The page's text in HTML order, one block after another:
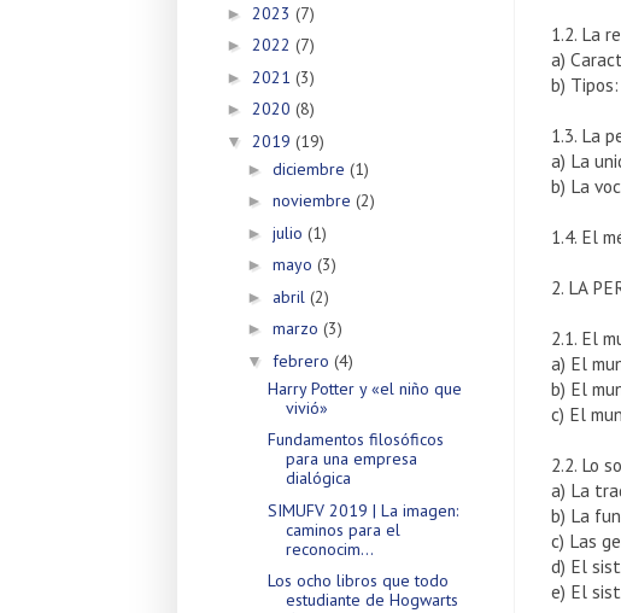
1.2. La
a)
b)
1.3. La
a) La
b) La
1.4. El
2. LA
2.1. El
a) El
b) El
c) El
2.2. Lo
a) La
b) La
c) Las
d) El
e) El
► 2023 (7)
► 2022 (7)
► 2021 (3)
► 2020 (8)
▼ 2019 (19)
► diciembre (1)
► noviembre (2)
► julio (1)
► mayo (3)
► abril (2)
► marzo (3)
▼ febrero (4)
Harry Potter y «el niño que
vivió»
Fundamentos filosóficos
para una empresa
dialógica
SIMUFV 2019 | La imagen:
caminos para el
reconocim...
Los ocho libros que todo
estudiante de Hogwarts